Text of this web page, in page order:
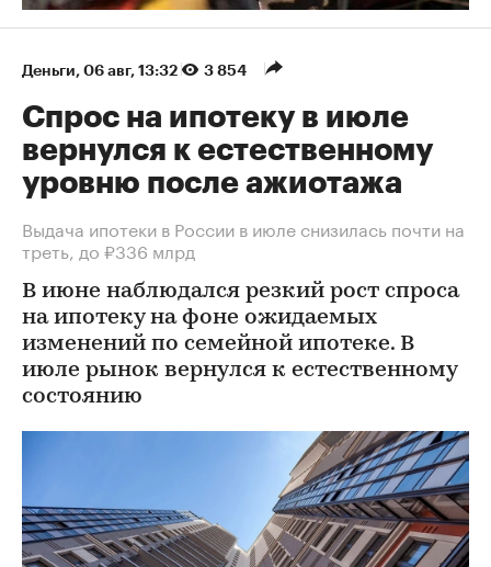
Деньги⁠, 06 авг, 13:32 3 854
Спрос на ипотеку в июле
вернулся к естественному
уровню после ажиотажа
Выдача ипотеки в России в июле снизилась почти на
треть, до ₽336 млрд
В июне наблюдался резкий рост спроса
на ипотеку на фоне ожидаемых
изменений по семейной ипотеке. В
июле рынок вернулся к естественному
состоянию